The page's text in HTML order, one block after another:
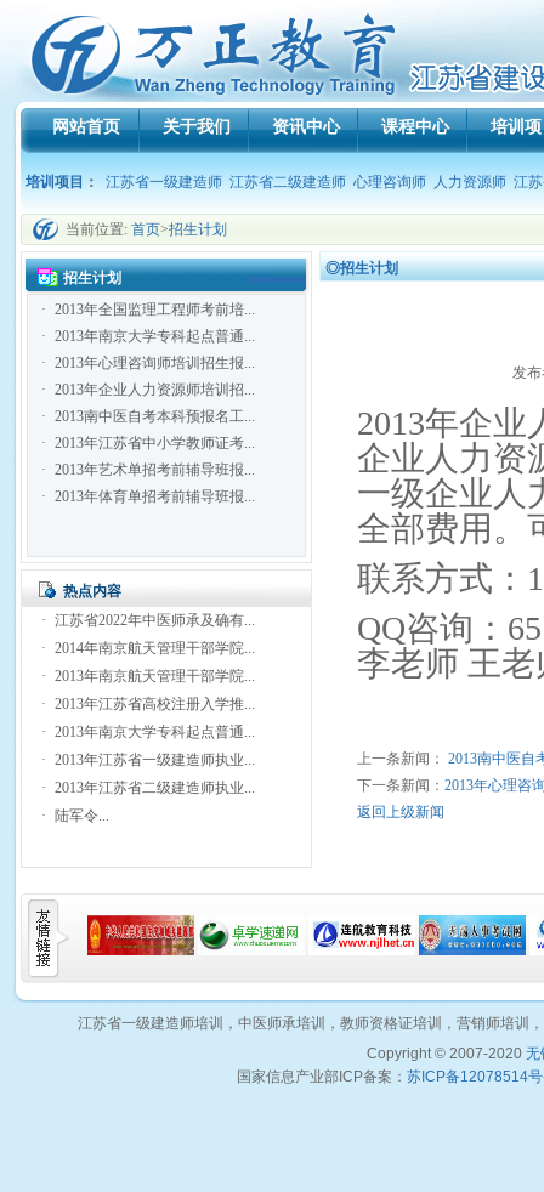
网站首页 关于我们 资讯中心 课程中心 培训
培训项目 ： 江苏省一级建造师 江苏省二级建造师 心理咨询师 人力资源师 江
当前位置: 首页>招生计划
招生计划
· 2013年全国监理工程师考前培...
· 2013年南京大学专科起点普通...
· 2013年心理咨询师培训招生报...
· 2013年企业人力资源师培训招...
· 2013南中医自考本科预报名工...
· 2013年江苏省中小学教师证考...
· 2013年艺术单招考前辅导班报...
· 2013年体育单招考前辅导班报...
热点内容
· 江苏省2022年中医师承及确有...
· 2014年南京航天管理干部学院...
· 2013年南京航天管理干部学院...
· 2013年江苏省高校注册入学推...
· 2013年南京大学专科起点普通...
· 2013年江苏省一级建造师执业...
· 2013年江苏省二级建造师执业...
·
陆军令...
◎招生计划
发布
2013年企
企业人力资
一级企业人
全部费用。
联系方式：
QQ咨询：
李老师 王老
上一条新闻： 2013南中医自
下一条新闻： 2013年心理咨
返回上级新闻
江苏省一级建造师培训，中医师承培训，教师资格证培训，营销师培训
Copyright © 2007-2020 无
国家信息产业部ICP备案： 苏ICP备12078514